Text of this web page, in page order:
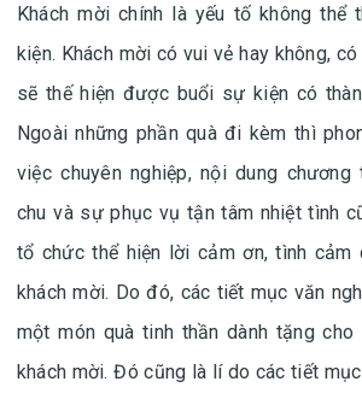
Khách mời chính là yếu tố không thể
kiện. Khách mời có vui vẻ hay không,
sẽ thế hiện được buổi sự kiện có
Ngoài những phần quà đi kèm thì
việc chuyên nghiệp, nội dung
chu và sự phục vụ tận tâm nhiệt tình
tổ chức thể hiện lời cảm ơn, tình cảm
khách mời. Do đó, các tiết mục văn
một món quà tinh thần dành tặng cho
khách mời. Đó cũng là lí do các tiết